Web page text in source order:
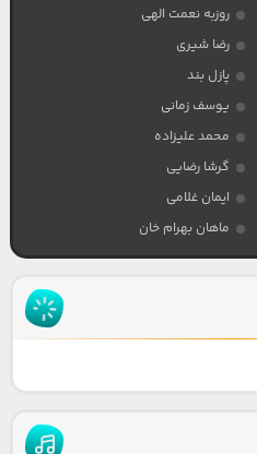
روزبه نعمت الهی
رضا شیری
پازل بند
یوسف زمانی
محمد علیزاده
گرشا رضایی
ایمان غلامی
ماهان بهرام خان